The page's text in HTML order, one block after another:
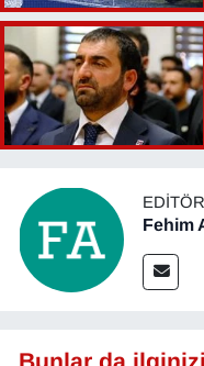
Fehim